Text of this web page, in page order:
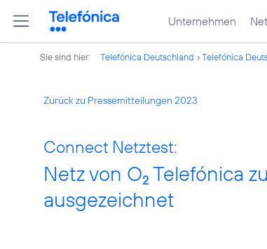
Unternehmen
Sie sind hier: Telefónica Deutschland Telefónica
Zurück zu Pressemitteilungen 2023
Connect Netztest:
Netz von O2 Telefónica
ausgezeichnet